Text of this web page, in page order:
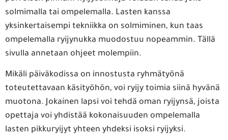
solmimalla tai ompelemalla. Lasten kanssa
yksinkertaisempi tekniikka on solmiminen, kun taas
ompelemalla ryijynukka muodostuu nopeammin. Tällä
sivulla annetaan ohjeet molempiin.
Mikäli päiväkodissa on innostusta ryhmätyönä
toteutettavaan käsityöhön, voi ryijy toimia siinä hyvänä
muotona. Jokainen lapsi voi tehdä oman ryijynsä, joista
opettaja voi yhdistää kokonaisuuden ompelemalla
lasten pikkuryijyt yhteen yhdeksi isoksi ryijyksi.